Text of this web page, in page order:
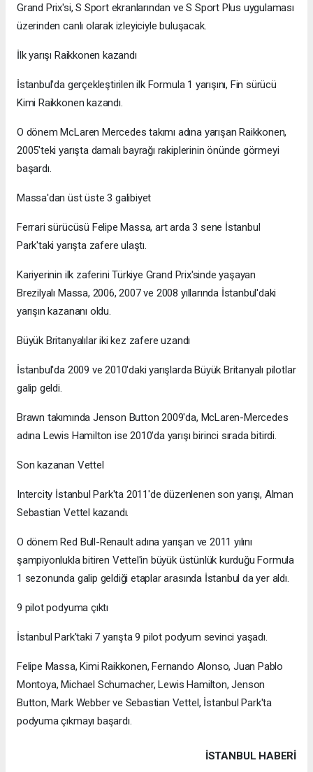
Grand Prix'si, S Sport ekranlarından ve S Sport Plus uygulaması
üzerinden canlı olarak izleyiciyle buluşacak.
İlk yarışı Raikkonen kazandı
İstanbul'da gerçekleştirilen ilk Formula 1 yarışını, Fin sürücü
Kimi Raikkonen kazandı.
O dönem McLaren Mercedes takımı adına yarışan Raikkonen,
2005'teki yarışta damalı bayrağı rakiplerinin önünde görmeyi
başardı.
Massa'dan üst üste 3 galibiyet
Ferrari sürücüsü Felipe Massa, art arda 3 sene İstanbul
Park'taki yarışta zafere ulaştı.
Kariyerinin ilk zaferini Türkiye Grand Prix'sinde yaşayan
Brezilyalı Massa, 2006, 2007 ve 2008 yıllarında İstanbul'daki
yarışın kazananı oldu.
Büyük Britanyalılar iki kez zafere uzandı
İstanbul'da 2009 ve 2010'daki yarışlarda Büyük Britanyalı pilotlar
galip geldi.
Brawn takımında Jenson Button 2009'da, McLaren-Mercedes
adına Lewis Hamilton ise 2010'da yarışı birinci sırada bitirdi.
Son kazanan Vettel
Intercity İstanbul Park'ta 2011'de düzenlenen son yarışı, Alman
Sebastian Vettel kazandı.
O dönem Red Bull-Renault adına yarışan ve 2011 yılını
şampiyonlukla bitiren Vettel'in büyük üstünlük kurduğu Formula
1 sezonunda galip geldiği etaplar arasında İstanbul da yer aldı.
9 pilot podyuma çıktı
İstanbul Park'taki 7 yarışta 9 pilot podyum sevinci yaşadı.
Felipe Massa, Kimi Raikkonen, Fernando Alonso, Juan Pablo
Montoya, Michael Schumacher, Lewis Hamilton, Jenson
Button, Mark Webber ve Sebastian Vettel, İstanbul Park'ta
podyuma çıkmayı başardı.
İSTANBUL HABERİ